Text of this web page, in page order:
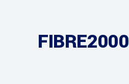
FIBRE2000